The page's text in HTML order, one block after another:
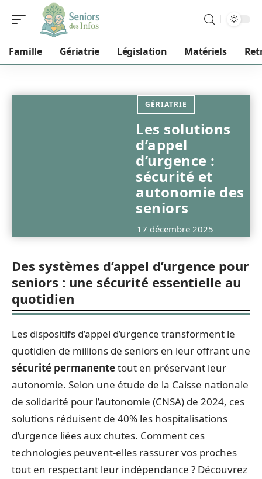
Famille Gériatrie Législation Matériels
GÉRIATRIE
Les solutions
d’appel
d’urgence :
sécurité et
autonomie des
seniors
17 décembre 2025
Des systèmes d’appel d’urgence pour
seniors : une sécurité essentielle au
quotidien
Les dispositifs d’appel d’urgence transforment le
quotidien de millions de seniors en leur offrant une
sécurité permanentetout en préservant leur
autonomie. Selon une étude de la Caisse nationale
de solidarité pour l’autonomie (CNSA) de 2024, ces
solutions réduisent de 40% les hospitalisations
d’urgence liées aux chutes. Comment ces
technologies peuvent-elles rassurer vos proches
tout en respectant leur indépendance ? Découvrez